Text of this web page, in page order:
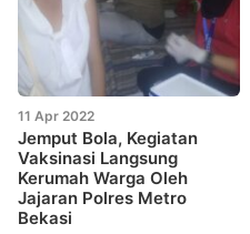
11 Apr 2022
Jemput Bola, Kegiatan
Vaksinasi Langsung
Kerumah Warga Oleh
Jajaran Polres Metro
Bekasi